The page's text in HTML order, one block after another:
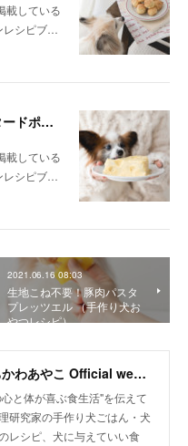
載している
レシピブ…
オーブン不要！チーズの形のカスタードポテトケーキ（手作り犬おやつレシピ）
載している
レシピブ…
2021.06.16 08:03
生地こね不要！豚肉パスタ
プレッツエル （手作り犬お
やつレシピ）
犬ごはん先生いちかわあやこ Official web site
と体が喜ぶ食生活"を伝えて
研究家の手作り犬ごはん・犬
レシピ、犬に与えていい食